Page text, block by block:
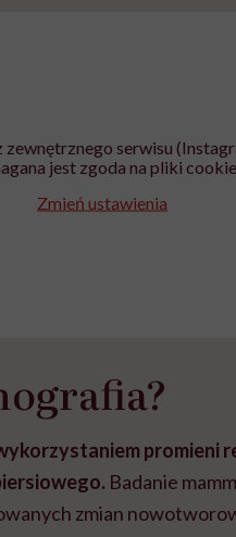
serwisu
jest zgoda na pliki cookie.
Zmień ustawienia
promieni
Badanie
zmian